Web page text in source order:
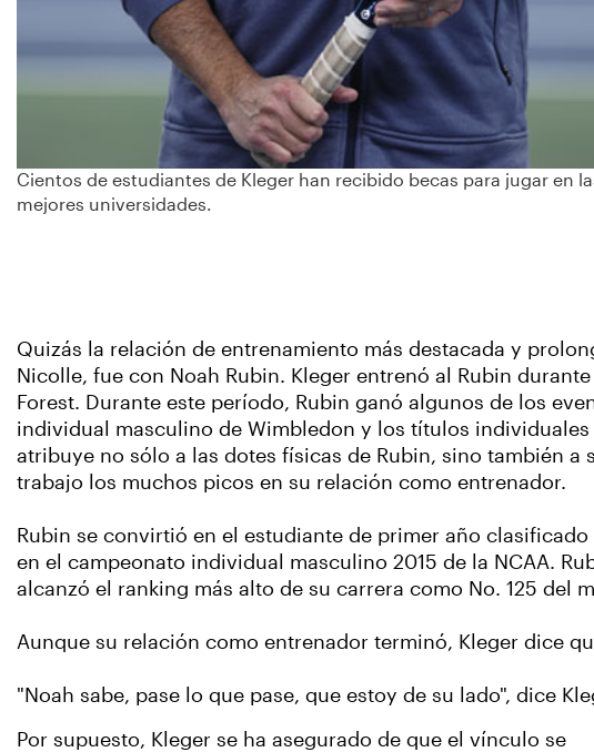
Cientos de estudiantes de Kleger han recibido becas para jugar en
mejores universidades.
Quizás la relación de entrenamiento más destacada y
Nicolle, fue con Noah Rubin. Kleger entrenó al Rubin
Forest. Durante este período, Rubin ganó algunos de los
individual masculino de Wimbledon y los títulos individuales
atribuye no sólo a las dotes físicas de Rubin, sino también
trabajo los muchos picos en su relación como entrenador.
Rubin se convirtió en el estudiante de primer año
en el campeonato individual masculino 2015 de la NCAA.
alcanzó el ranking más alto de su carrera como No. 125 del
Aunque su relación como entrenador terminó, Kleger dice
"Noah sabe, pase lo que pase, que estoy de su lado", dice
Por supuesto, Kleger se ha asegurado de que el vínculo se